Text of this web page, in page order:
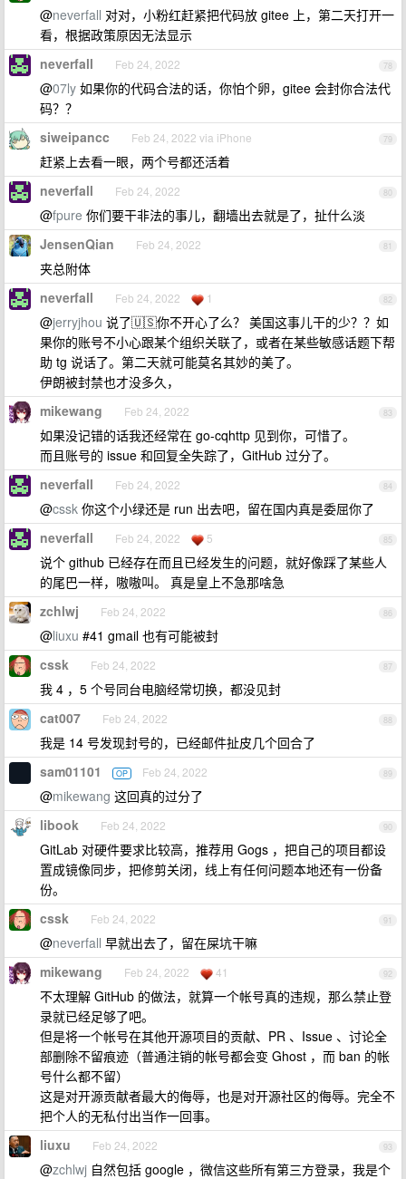
@neverfall 对对，小粉红赶紧把代码放 gitee 上，第二天打开一
看，根据政策原因无法显示
78
neverfall Feb 24, 2022
@07ly 如果你的代码合法的话，你怕个卵，gitee 会封你合法代
码？？
79
siweipancc Feb 24, 2022 via iPhone
赶紧上去看一眼，两个号都还活着
80
neverfall Feb 24, 2022
@fpure 你们要干非法的事儿，翻墙出去就是了，扯什么淡
81
JensenQian Feb 24, 2022
夹总附体
82
neverfall Feb 24, 2022 1
@jerryjhou 说了🇺🇸你不开心了么？ 美国这事儿干的少？？如
果你的账号不小心跟某个组织关联了，或者在某些敏感话题下帮
助 tg 说话了。第二天就可能莫名其妙的美了。
伊朗被封禁也才没多久，
83
mikewang Feb 24, 2022
如果没记错的话我还经常在 go-cqhttp 见到你，可惜了。
而且账号的 issue 和回复全失踪了，GitHub 过分了。
84
neverfall Feb 24, 2022
@cssk 你这个小绿还是 run 出去吧，留在国内真是委屈你了
85
neverfall Feb 24, 2022 5
说个 github 已经存在而且已经发生的问题，就好像踩了某些人
的尾巴一样，嗷嗷叫。 真是皇上不急那啥急
86
zchlwj Feb 24, 2022
@liuxu #41 gmail 也有可能被封
87
cssk Feb 24, 2022
我 4 ，5 个号同台电脑经常切换，都没见封
88
cat007 Feb 24, 2022
我是 14 号发现封号的，已经邮件扯皮几个回合了
89
sam01101 OP Feb 24, 2022
@mikewang 这回真的过分了
90
libook Feb 24, 2022
GitLab 对硬件要求比较高，推荐用 Gogs ，把自己的项目都设
置成镜像同步，把修剪关闭，线上有任何问题本地还有一份备
份。
91
cssk Feb 24, 2022
@neverfall 早就出去了，留在屎坑干嘛
92
mikewang Feb 24, 2022 41
不太理解 GitHub 的做法，就算一个帐号真的违规，那么禁止登
录就已经足够了吧。
但是将一个帐号在其他开源项目的贡献、PR 、Issue 、讨论全
部删除不留痕迹（普通注销的帐号都会变 Ghost ，而 ban 的帐
号什么都不留）
这是对开源贡献者最大的侮辱，也是对开源社区的侮辱。完全不
把个人的无私付出当作一回事。
93
liuxu Feb 24, 2022
@zchlwj 自然包括 google ，微信这些所有第三方登录，我是个